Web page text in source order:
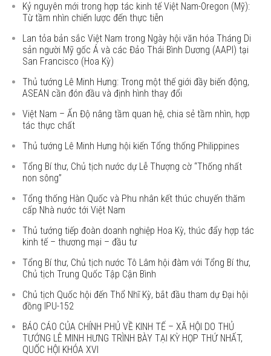
Kỷ nguyên mới trong hợp tác kinh tế Việt Nam-Oregon (Mỹ):
Từ tầm nhìn chiến lược đến thực tiễn
Lan tỏa bản sắc Việt Nam trong Ngày hội văn hóa Tháng Di
sản người Mỹ gốc Á và các Đảo Thái Bình Dương (AAPI) tại
San Francisco (Hoa Kỳ)
Thủ tướng Lê Minh Hưng: Trong một thế giới đầy biến động,
ASEAN cần đón đầu và định hình thay đổi
Việt Nam – Ấn Độ nâng tầm quan hệ, chia sẻ tầm nhìn, hợp
tác thực chất
Thủ tướng Lê Minh Hưng hội kiến Tổng thống Philippines
Tổng Bí thư, Chủ tịch nước dự Lễ Thượng cờ “Thống nhất
non sông”
Tổng thống Hàn Quốc và Phu nhân kết thúc chuyến thăm
cấp Nhà nước tới Việt Nam
Thủ tướng tiếp đoàn doanh nghiệp Hoa Kỳ, thúc đẩy hợp tác
kinh tế – thương mại – đầu tư
Tổng Bí thư, Chủ tịch nước Tô Lâm hội đàm với Tổng Bí thư,
Chủ tịch Trung Quốc Tập Cận Bình
Chủ tịch Quốc hội đến Thổ Nhĩ Kỳ, bắt đầu tham dự Đại hội
đồng IPU-152
BÁO CÁO CỦA CHÍNH PHỦ VỀ KINH TẾ – XÃ HỘI DO THỦ
TƯỚNG LÊ MINH HƯNG TRÌNH BÀY TẠI KỲ HỌP THỨ NHẤT,
QUỐC HỘI KHÓA XVI